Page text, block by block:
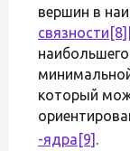
вершин в
связности [8]
наибольшего
который
-ядра [9] .